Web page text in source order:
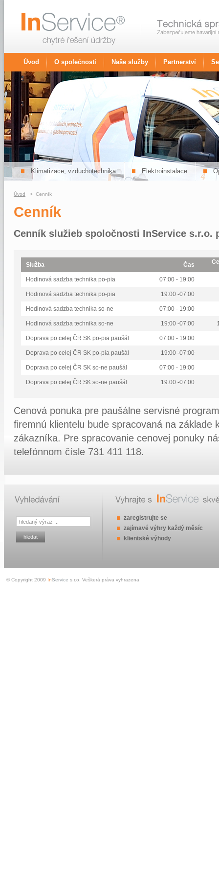
Úvod O společnosti Naše služby Partnerství
Klimatizace, vzduchotechnika Elektroinstalace
Úvod > Cenník
Cenník
Cenník služieb spoločnosti InService s.r.o.
Služba Čas
Hodinová sadzba technika po-pia 07:00 - 19:00
Hodinová sadzba technika po-pia 19:00 -07:00
Hodinová sadzba technika so-ne 07:00 - 19:00
Hodinová sadzba technika so-ne 19:00 -07:00
Doprava po celej ČR SK po-pia paušál 07:00 - 19:00
Doprava po celej ČR SK po-pia paušál 19:00 -07:00
Doprava po celej ČR SK so-ne paušál 07:00 - 19:00
Doprava po celej ČR SK so-ne paušál 19:00 -07:00
Cenová ponuka pre paušálne servisné
firemnú klientelu bude spracovaná na základe
zákazníka. Pre spracovanie cenovej ponuky
telefónnom čísle 731 411 118.
zaregistrujte se
zajímavé výhry každý měsíc
klientské výhody
© Copyright 2009 InService s.r.o. Veškerá práva vyhrazena